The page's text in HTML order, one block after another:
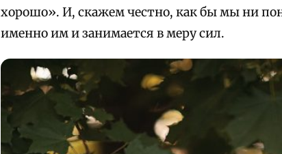
хорошо». И, скажем честно, как бы мы ни
именно им и занимается в меру сил.